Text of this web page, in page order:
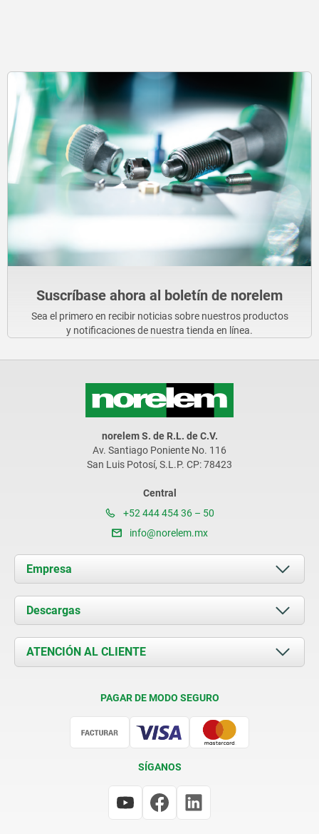
Suscríbase ahora al boletín de norelem
Sea el primero en recibir noticias sobre nuestros productos
y notificaciones de nuestra tienda en línea.
norelem S. de R.L. de C.V.
Av. Santiago Poniente No. 116
San Luis Potosí, S.L.P. CP: 78423
Central
+52 444 454 36 – 50
info@norelem.mx
Empresa
Acerca de nosotros
Novedades
Contacto
Descargas
Documents
ATENCIÓN AL CLIENTE
PAGAR DE MODO SEGURO
SÍGANOS